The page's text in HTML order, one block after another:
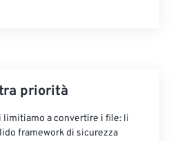
priorità
limitiamo a convertire i file: li
framework di sicurezza